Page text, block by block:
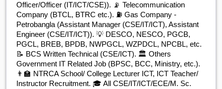
Officer/Officer (IT/ICT/CSE)). 📡 Telecommunication
Company (BTCL, BTRC etc.). ⛽ Gas Company -
Petrobangla (Assistant Manager (CSE/IT/ICT), Assistant
Engineer (CSE/IT/ICT)). 💡 DESCO, NESCO, PGCB,
PGCL, BREB, BPDB, NWPGCL, WZPDCL, NPCBL, etc.
📝 BCS Written Technical (CSE/ICT). 🏛 Others
Government IT Related Job (BPSC, BCC, Ministry, etc.).
👨‍🏫 NTRCA School/ College Lecturer ICT, ICT Teacher/
Instructor Recruitment. 🎓 All CSE/IT/ICT/ECE/M. Sc.